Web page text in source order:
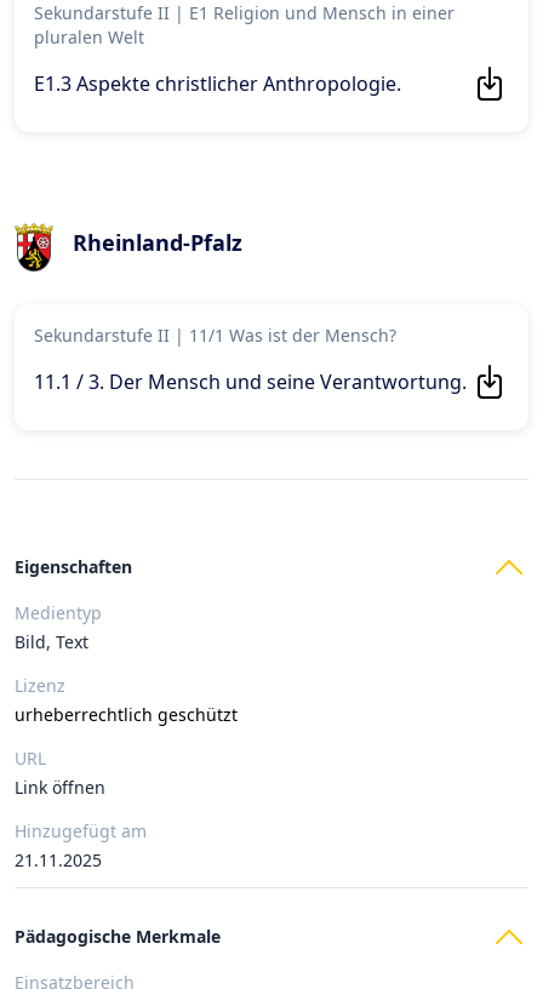
Sekundarstufe II | E1 Religion und Mensch in einer
pluralen Welt
E1.3 Aspekte christlicher Anthropologie.
Rheinland-Pfalz
Sekundarstufe II | 11/1 Was ist der Mensch?
11.1 / 3. Der Mensch und seine Verantwortung.
Eigenschaften
Medientyp
Bild, Text
Lizenz
urheberrechtlich geschützt
URL
Link öffnen
Hinzugefügt am
21.11.2025
Pädagogische Merkmale
Einsatzbereich